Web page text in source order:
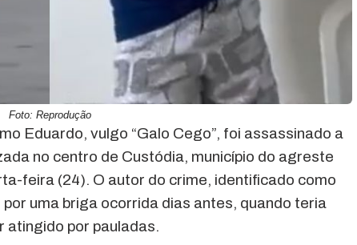
Foto: Reprodução
Eduardo, vulgo “Galo Cego”, foi assassinado a
no centro de Custódia, município do agreste
feira (24). O autor do crime, identificado como
uma briga ocorrida dias antes, quando teria
atingido por pauladas.